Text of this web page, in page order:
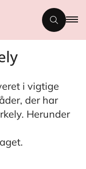
i vigtige
der har
Herunder